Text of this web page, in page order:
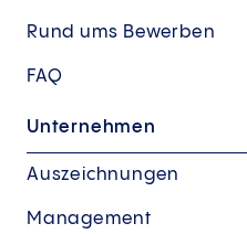
Rund ums Bewerben
FAQ
Unternehmen
Auszeichnungen
Management